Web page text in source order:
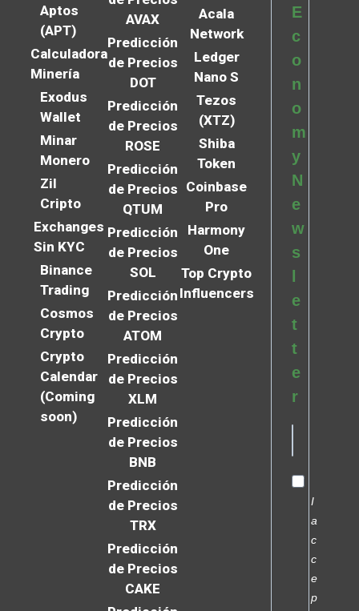
Aptos
(APT)
Calculadora
Minería
Exodus
Wallet
Minar
Monero
Zil
Cripto
Exchanges
Sin KYC
Binance
Trading
Cosmos
Crypto
Crypto
Calendar
(Coming
soon)
AVAX
Predicción
de Precios
DOT
Predicción
de Precios
ROSE
Predicción
de Precios
QTUM
Predicción
de Precios
SOL
Predicción
de Precios
ATOM
Predicción
de Precios
XLM
Predicción
de Precios
BNB
Predicción
de Precios
TRX
Predicción
de Precios
CAKE
Acala
Network
Ledger
Nano S
Tezos
(XTZ)
Shiba
Token
Coinbase
Pro
Harmony
One
Top Crypto
Influencers
E
c
o
n
o
m
y
N
e
w
s
e
t
t
e
r
I
a
c
c
e
p